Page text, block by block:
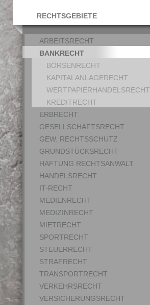
RECHTSGEBIETE
ARBEITSRECHT
BANKRECHT
BÖRSENRECHT
KAPITALANLAGERECHT
WERTPAPIERHANDELSRECHT
KREDITRECHT
ERBRECHT
GESELLSCHAFTSRECHT
GEW. RECHTSSCHUTZ
GRUNDSTÜCKSRECHT
HAFTUNG RECHTSANWALT
HANDELSRECHT
IT-RECHT
MEDIENRECHT
MEDIZINRECHT
MIETRECHT
SPORTRECHT
STEUERRECHT
STRAFRECHT
TRANSPORTRECHT
VERKEHRSRECHT
VERSICHERUNGSRECHT